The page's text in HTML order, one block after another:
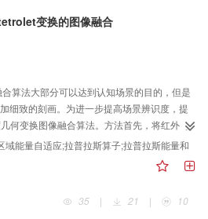
，该方法对各个数据集身份转换和轨迹分段
集中，身份转换减少了60个，轨迹分段减
踪，减少轨迹分段现象，其中引入的在线线
份转换具有良好的解决效果。
变换的图像融合
算法大部分可以达到认知场景的目的，但是
细致的刻画。为进一步提高场景辨识度，提
何变换图像融合算法。方法首先，将红外与
并将二者分解为低频系数和高频系数。然
与传统的加权法相结合，利用区域能量的多
地选择加权系数进行融合；对高频系数，利
计算拉普拉斯能量和，再引入区域平滑度为
，将融合所得新的低频和高频系数进行图像
域能量自适应;拉普拉斯算子;拉普拉斯能量和
35
| 21 | 10